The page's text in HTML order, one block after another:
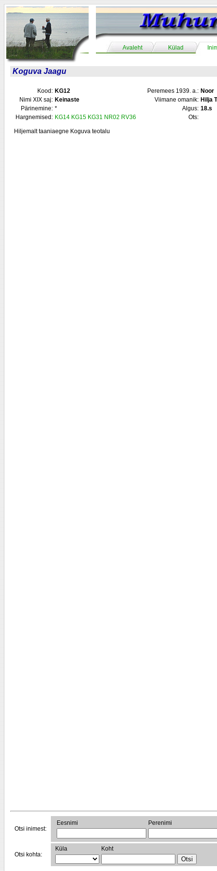
Avaleht Külad
Koguva Jaagu
Kood: KG12 Peremees 1939. a.: Noor
Nimi XIX saj: Keinaste Viimane omanik: Hilja
Pärinemine: * Algus: 18.s
Hargnemised: KG14 KG15 KG31 NR02 RV36 Ots:
Hiljemalt taaniaegne Koguva teotalu
Otsi inimest:
Eesnimi Perenimi
Otsi kohta:
Küla Koht